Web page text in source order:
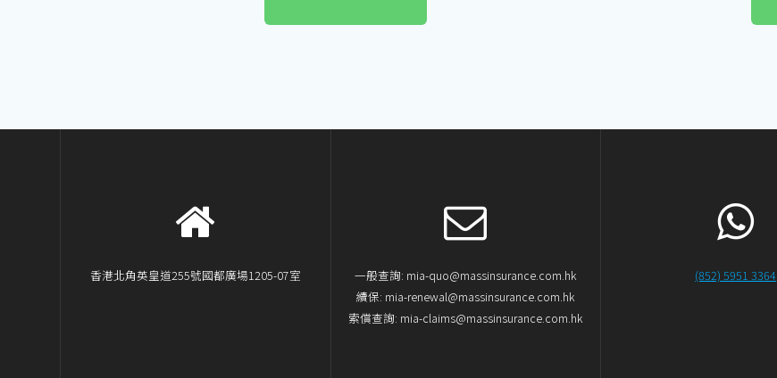
香港北角英皇道255號國都廣場1205-07室
一般查詢: mia-quo@massinsurance.com.hk
續保: mia-renewal@massinsurance.com.hk
索償查詢: mia-claims@massinsurance.com.hk
(852) 5951 3364